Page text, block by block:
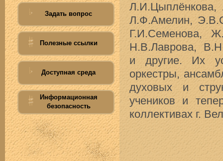
Задать вопрос
Полезные ссылки
Доступная среда
Информационная
безопасность
Л.Ф.Амелин,
Г.И.Семенова,
Н.В.Лаврова,
и другие. Их
оркестры,
духовых и
учеников и
коллективах г.